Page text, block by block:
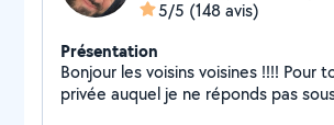
5/5 (148 avis)
Présentation
Bonjour les voisins voisines !!!! Pour toute demande
privée auquel je ne réponds pas